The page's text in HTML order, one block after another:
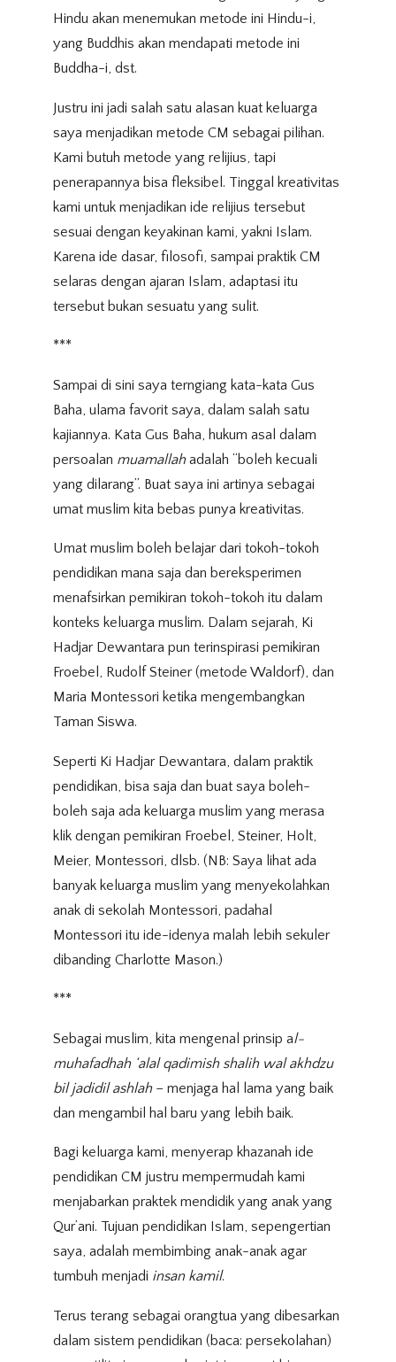
Hindu akan menemukan metode ini Hindu-i,
yang Buddhis akan mendapati metode ini
Buddha-i, dst.
Justru ini jadi salah satu alasan kuat keluarga
saya menjadikan metode CM sebagai pilihan.
Kami butuh metode yang relijius, tapi
penerapannya bisa fleksibel. Tinggal kreativitas
kami untuk menjadikan ide relijius tersebut
sesuai dengan keyakinan kami, yakni Islam.
Karena ide dasar, filosofi, sampai praktik CM
selaras dengan ajaran Islam, adaptasi itu
tersebut bukan sesuatu yang sulit.
***
Sampai di sini saya terngiang kata-kata Gus
Baha, ulama favorit saya, dalam salah satu
kajiannya. Kata Gus Baha, hukum asal dalam
persoalan muamallahadalah “boleh kecuali
yang dilarang”. Buat saya ini artinya sebagai
umat muslim kita bebas punya kreativitas.
Umat muslim boleh belajar dari tokoh-tokoh
pendidikan mana saja dan bereksperimen
menafsirkan pemikiran tokoh-tokoh itu dalam
konteks keluarga muslim. Dalam sejarah, Ki
Hadjar Dewantara pun terinspirasi pemikiran
Froebel, Rudolf Steiner (metode Waldorf), dan
Maria Montessori ketika mengembangkan
Taman Siswa.
Seperti Ki Hadjar Dewantara, dalam praktik
pendidikan, bisa saja dan buat saya boleh-
boleh saja ada keluarga muslim yang merasa
klik dengan pemikiran Froebel, Steiner, Holt,
Meier, Montessori, dlsb. (NB: Saya lihat ada
banyak keluarga muslim yang menyekolahkan
anak di sekolah Montessori, padahal
Montessori itu ide-idenya malah lebih sekuler
dibanding Charlotte Mason.)
***
Sebagai muslim, kita mengenal prinsip al-
muhafadhah ‘alal qadimish shalih wal akhdzu
bil jadidil ashlah– menjaga hal lama yang baik
dan mengambil hal baru yang lebih baik.
Bagi keluarga kami, menyerap khazanah ide
pendidikan CM justru mempermudah kami
menjabarkan praktek mendidik yang anak yang
Qur’ani. Tujuan pendidikan Islam, sepengertian
saya, adalah membimbing anak-anak agar
tumbuh menjadi insan kamil.
Terus terang sebagai orangtua yang dibesarkan
dalam sistem pendidikan (baca: persekolahan)